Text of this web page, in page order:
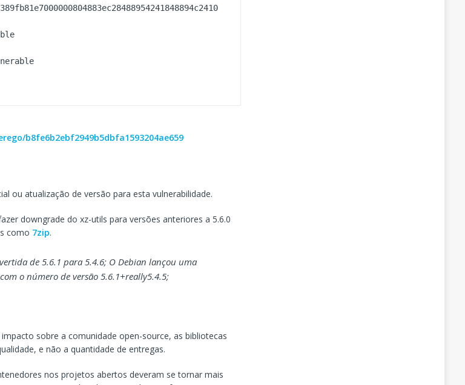
b8fe6b2ebf2949b5dbfa1593204ae659
ou atualização de versão para esta vulnerabilidade.
downgrade do xz-utils para versões anteriores a 5.6.0
como 7zip.
de 5.6.1 para 5.4.6; O Debian lançou uma
o número de versão 5.6.1+really5.4.5;
sobre a comunidade open-source, as bibliotecas
e não a quantidade de entregas.
nos projetos abertos deveram se tornar mais